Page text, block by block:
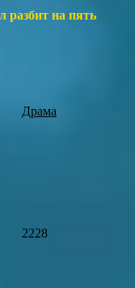
разбит на пять
Драма
2228